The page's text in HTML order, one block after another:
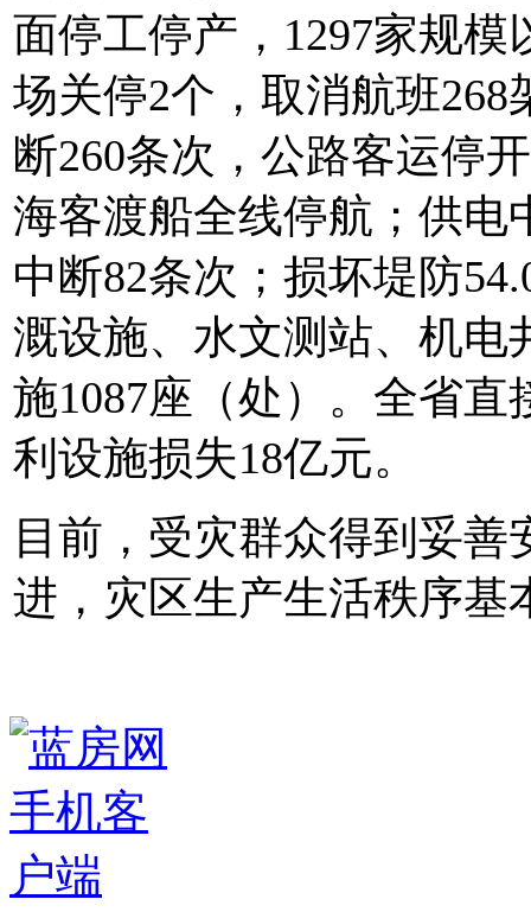
面停工停产，1297家规
场关停2个，取消航班
断260条次，公路客运停
海客渡船全线停航；供电
中断82条次；损坏堤防
溉设施、水文测站、机电
施1087座（处）。全省
利设施损失18亿元。
目前，受灾群众得到妥
进，灾区生产生活秩序基